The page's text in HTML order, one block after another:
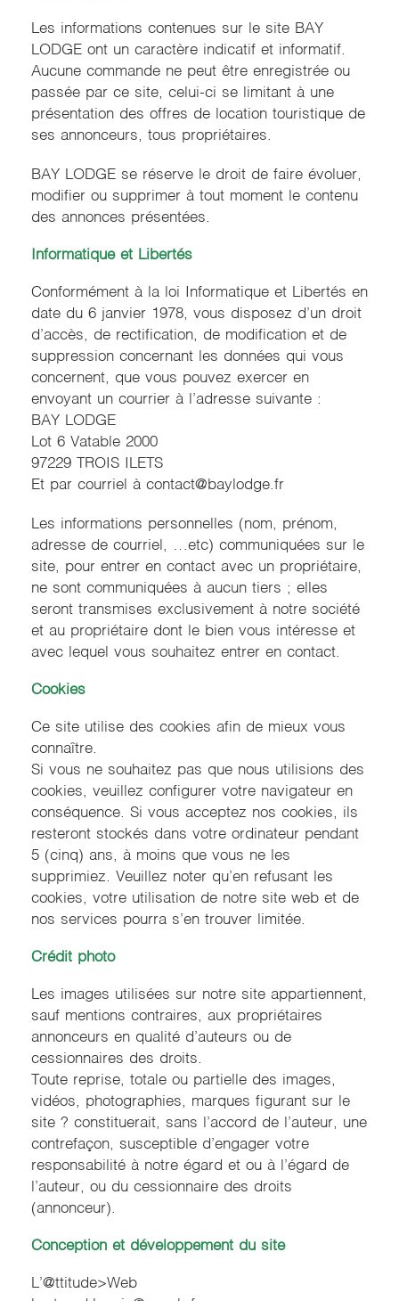
Les informations contenues sur le site BAY
LODGE ont un caractère indicatif et informatif.
Aucune commande ne peut être enregistrée ou
passée par ce site, celui-ci se limitant à une
présentation des offres de location touristique de
ses annonceurs, tous propriétaires.
BAY LODGE se réserve le droit de faire évoluer,
modifier ou supprimer à tout moment le contenu
des annonces présentées.
Informatique et Libertés
Conformément à la loi Informatique et Libertés en
date du 6 janvier 1978, vous disposez d’un droit
d’accès, de rectification, de modification et de
suppression concernant les données qui vous
concernent, que vous pouvez exercer en
envoyant un courrier à l’adresse suivante :
BAY LODGE
Lot 6 Vatable 2000
97229 TROIS ILETS
Et par courriel à contact@baylodge.fr
Les informations personnelles (nom, prénom,
adresse de courriel, …etc) communiquées sur le
site, pour entrer en contact avec un propriétaire,
ne sont communiquées à aucun tiers ; elles
seront transmises exclusivement à notre société
et au propriétaire dont le bien vous intéresse et
avec lequel vous souhaitez entrer en contact.
Cookies
Ce site utilise des cookies afin de mieux vous
connaître.
Si vous ne souhaitez pas que nous utilisions des
cookies, veuillez configurer votre navigateur en
conséquence. Si vous acceptez nos cookies, ils
resteront stockés dans votre ordinateur pendant
5 (cinq) ans, à moins que vous ne les
supprimiez. Veuillez noter qu’en refusant les
cookies, votre utilisation de notre site web et de
nos services pourra s’en trouver limitée.
Crédit photo
Les images utilisées sur notre site appartiennent,
sauf mentions contraires, aux propriétaires
annonceurs en qualité d’auteurs ou de
cessionnaires des droits.
Toute reprise, totale ou partielle des images,
vidéos, photographies, marques figurant sur le
site ? constituerait, sans l’accord de l’auteur, une
contrefaçon, susceptible d’engager votre
responsabilité à notre égard et ou à l’égard de
l’auteur, ou du cessionnaire des droits
(annonceur).
Conception et développement du site
L’@ttitude>Web